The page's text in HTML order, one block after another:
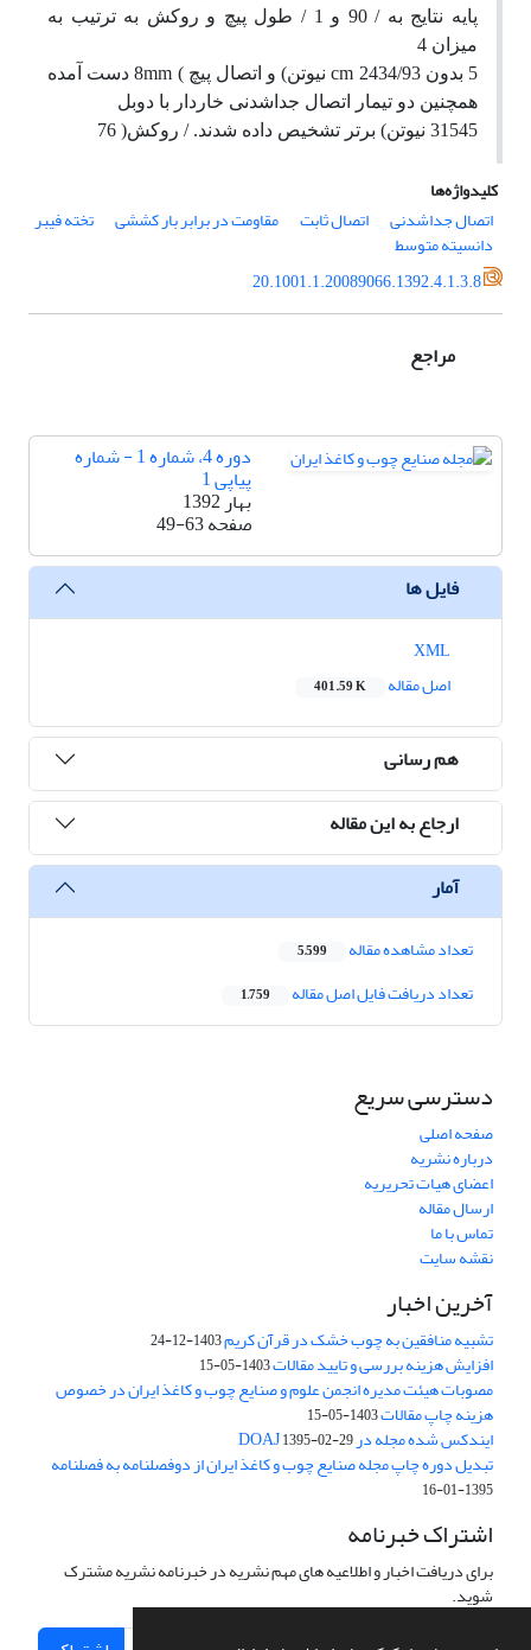
پایه نتایج به/ 90 و 1 /
طول پیچ و روکش به ترتیب به
میزان 4
5 بدون cm 2434/93 نیوتن) و اتصال پیچ) 8
mm
دست آمده
همچنین دو تیمار اتصال جداشدنی خاردار با دوبل
31545 نیوتن) برتر تشخیص داده شدند. / روکش( 76
کلیدواژه‌ها
اتصال جداشدنی
اتصال ثابت مقاومت در برابر بار کششی تخته فیبر
دانسیته متوسط
20.1001.1.20089066.1392.4.1.3.8
مراجع
دوره 4، شماره 1 - شماره
پیاپی 1
بهار 1392
صفحه49-63
فایل ها
اصل مقاله
401.59 K
هم رسانی
ارجاع به این مقاله
آمار
تعداد مشاهده مقاله 5,599
تعداد دریافت فایل اصل مقاله 1,759
دسترسی سریع
صفحه اصلی
درباره نشریه
اعضای هیات تحریریه
ارسال مقاله
تماس با ما
نقشه سایت
آخرین اخبار
تشبیه منافقین به چوب خشک در قرآن کریم1403-12-24
افزایش هزینه بررسی و تایید مقالات1403-05-15
مصوبات هیئت مدیره انجمن علوم و صنایع چوب و کاغذ ایران در خصوص
هزینه چاپ مقالات1403-05-15
ایندکس شده مجله در DOAJ1395-02-29
تبدیل دوره چاپ مجله صنایع چوب و کاغذ ایران از دوفصلنامه به فصلنامه
1395-01-16
اشتراک خبرنامه
برای دریافت اخبار و اطلاعیه های مهم نشریه در خبرنامه نشریه مشترک
شوید.